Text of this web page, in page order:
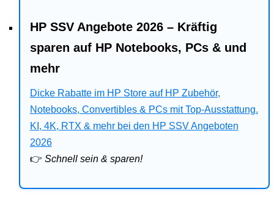
Web
Business
Angebote
Bitdefender
Ratgeber
HP SSV Angebote 2026 – Kräftig
sparen auf HP Notebooks, PCs & und
mehr
Dicke Rabatte im HP Store auf HP Zubehör,
Notebooks, Convertibles & PCs mit Top-Ausstattung.
KI, 4K, RTX & mehr bei den HP SSV Angeboten
2026
👉 Schnell sein & sparen!